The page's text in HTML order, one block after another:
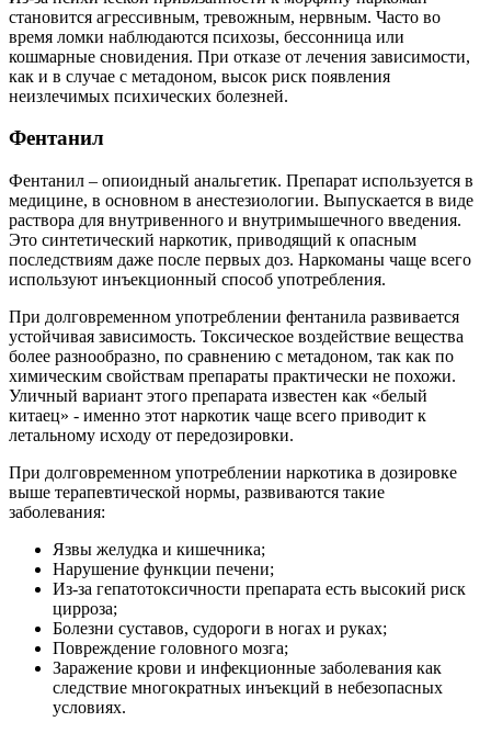
становится агрессивным, тревожным, нервным. Часто во
время ломки наблюдаются психозы, бессонница или
кошмарные сновидения. При отказе от лечения зависимости,
как и в случае с метадоном, высок риск появления
неизлечимых психических болезней.
Фентанил
Фентанил – опиоидный анальгетик. Препарат используется в
медицине, в основном в анестезиологии. Выпускается в виде
раствора для внутривенного и внутримышечного введения.
Это синтетический наркотик, приводящий к опасным
последствиям даже после первых доз. Наркоманы чаще всего
используют инъекционный способ употребления.
При долговременном употреблении фентанила развивается
устойчивая зависимость. Токсическое воздействие вещества
более разнообразно, по сравнению с метадоном, так как по
химическим свойствам препараты практически не похожи.
Уличный вариант этого препарата известен как «белый
китаец» - именно этот наркотик чаще всего приводит к
летальному исходу от передозировки.
При долговременном употреблении наркотика в дозировке
выше терапевтической нормы, развиваются такие
заболевания:
Язвы желудка и кишечника;
Нарушение функции печени;
Из-за гепатотоксичности препарата есть высокий риск
цирроза;
Болезни суставов, судороги в ногах и руках;
Повреждение головного мозга;
Заражение крови и инфекционные заболевания как
следствие многократных инъекций в небезопасных
условиях.